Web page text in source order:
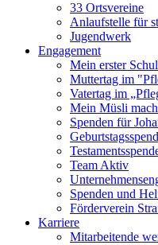
33 Ortsvereine
Anlaufstelle für
Jugendwerk
Engagement
Mein erster
Muttertag im
Vatertag im
Mein Müsli
Spenden für
Team Aktiv
Spenden und
Förderverein
Karriere
Mitarbeitende